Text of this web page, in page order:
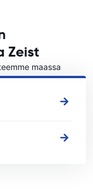
Zeist
maassa